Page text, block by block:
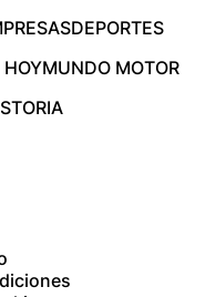
DEPORTES
MUNDO MOTOR